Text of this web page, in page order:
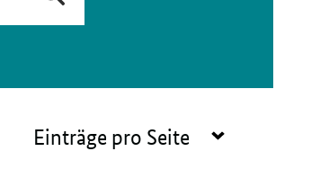
Einträge pro Seite Navigation